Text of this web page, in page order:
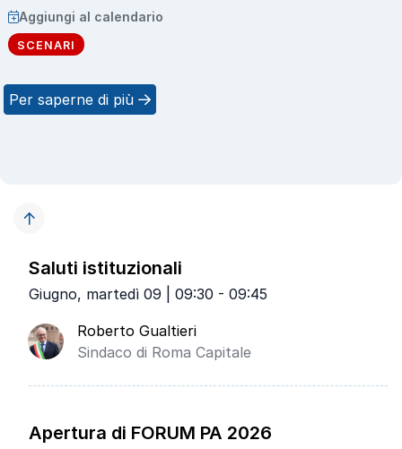
Aggiungi al calendario
SCENARI
Per saperne di più
Saluti istituzionali
Giugno, martedì 09 | 09:30 - 09:45
Roberto Gualtieri
Sindaco di Roma Capitale
Apertura di FORUM PA 2026